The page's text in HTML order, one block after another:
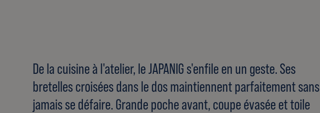
De la cuisine à l'atelier, le JAPANIG s'enfile en un geste. Ses
bretelles croisées dans le dos maintiennent parfaitement sans
jamais se défaire. Grande poche avant, coupe évasée et toile